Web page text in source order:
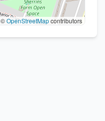
©OpenStreetMapcontributors